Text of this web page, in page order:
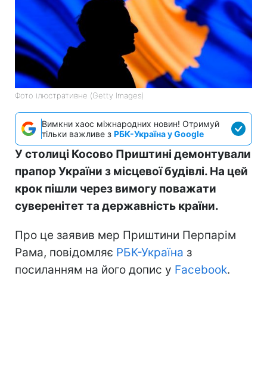
Фото ілюстративне (Getty Images)
Вимкни хаос міжнародних новин! Отримуй
тільки важливе з РБК-Україна у Google
У столиці Косово Приштині демонтували
прапор України з місцевої будівлі. На цей
крок пішли через вимогу поважати
суверенітет та державність країни.
Про це заявив мер Приштини Перпарім
Рама, повідомляє РБК-Україна з
посиланням на його допис у Facebook.